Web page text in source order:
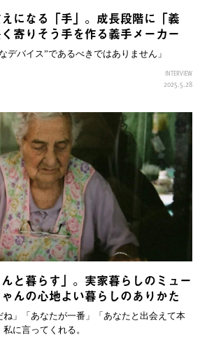
になる「手」。成長段階に「義
寄りそう手を作る義手メーカー
デバイス”であるべきではありません」
INTERVIEW
2025.5.28
と暮らす」。実家暮らしのミュー
んの心地よい暮らしのありかた
」「あなたが一番」「あなたと出会えて本
に言ってくれる。